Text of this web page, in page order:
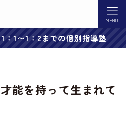
MENU
：1〜1：2までの個別指導塾
能を持って生まれて